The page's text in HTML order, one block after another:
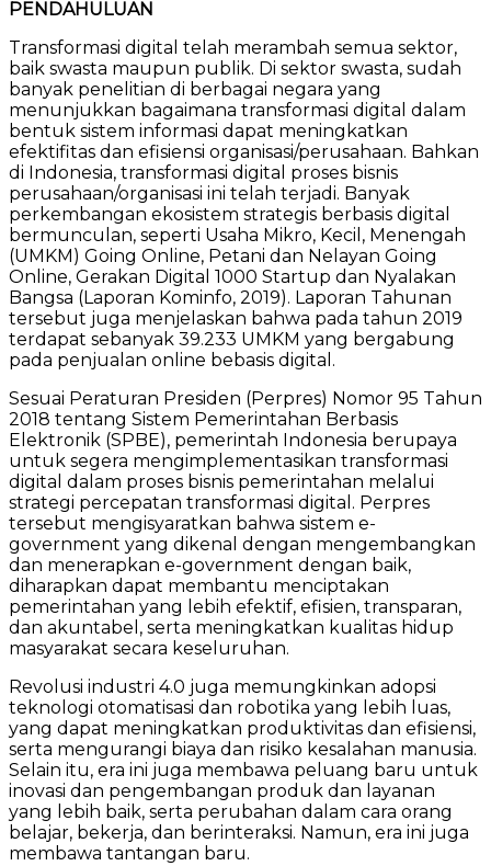
PENDAHULUAN
Transformasi digital telah merambah semua sektor,
baik swasta maupun publik. Di sektor swasta, sudah
banyak penelitian di berbagai negara yang
menunjukkan bagaimana transformasi digital dalam
bentuk sistem informasi dapat meningkatkan
efektifitas dan efisiensi organisasi/perusahaan. Bahkan
di Indonesia, transformasi digital proses bisnis
perusahaan/organisasi ini telah terjadi. Banyak
perkembangan ekosistem strategis berbasis digital
bermunculan, seperti Usaha Mikro, Kecil, Menengah
(UMKM) Going Online, Petani dan Nelayan Going
Online, Gerakan Digital 1000 Startup dan Nyalakan
Bangsa (Laporan Kominfo, 2019). Laporan Tahunan
tersebut juga menjelaskan bahwa pada tahun 2019
terdapat sebanyak 39.233 UMKM yang bergabung
pada penjualan online bebasis digital.
Sesuai Peraturan Presiden (Perpres) Nomor 95 Tahun
2018 tentang Sistem Pemerintahan Berbasis
Elektronik (SPBE), pemerintah Indonesia berupaya
untuk segera mengimplementasikan transformasi
digital dalam proses bisnis pemerintahan melalui
strategi percepatan transformasi digital. Perpres
tersebut mengisyaratkan bahwa sistem e-
government yang dikenal dengan mengembangkan
dan menerapkan e-government dengan baik,
diharapkan dapat membantu menciptakan
pemerintahan yang lebih efektif, efisien, transparan,
dan akuntabel, serta meningkatkan kualitas hidup
masyarakat secara keseluruhan.
Revolusi industri 4.0 juga memungkinkan adopsi
teknologi otomatisasi dan robotika yang lebih luas,
yang dapat meningkatkan produktivitas dan efisiensi,
serta mengurangi biaya dan risiko kesalahan manusia.
Selain itu, era ini juga membawa peluang baru untuk
inovasi dan pengembangan produk dan layanan
yang lebih baik, serta perubahan dalam cara orang
belajar, bekerja, dan berinteraksi. Namun, era ini juga
membawa tantangan baru.